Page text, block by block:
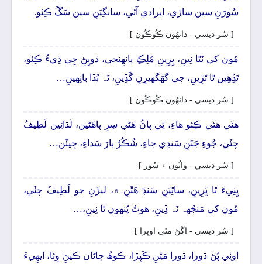
سُورَنِ سين ساڙي، ايرادي آڻي، سانگِيَنِ سين سَڱُ ڪِئو.
[ سُر ديسي - دانھُون ڪُوڪُون ]
مُون کي نَٿا نِينِ، پِرِينِ مُلِڪِ پانھِنجي، ڌوٻِڻِ جِي ڌِيءُ ڪِئو،
تَڏِھِين ٿا تَڙِينِ، جي گهَگهيرِنِ گَڏِينِ، تَہ ٻُڏا ٻانِهينِ…
[ سُر ديسي - دانھُون ڪُوڪُون ]
ھئَي ھئَي ڪِئو ھاءِ، ٿِي پاڻُ ھَڻي سِرِ پاھَڻين، لَڌائِين لَطِيفُ
چئَي، جُوءِ جَتَنِ سَندِي جاءِ، شُڪُرُ بارَ سَداءِ، جِيئَن…
[ سُر ديسي - واٽُون ۽ سُور ]
ڀِنِيءَ ٿا ڀَرِينِ، ساٿِيَنِ سَنڊَ ھَٿَنِ ۾، ليڙَنِ جو لَطِيفُ چئَي،
مُون کي مَنجُهہ نَہ ڏِينِ، ھوتُ پُنهون ٿا نِينِ،…
[ سُر ديسي - اڱڻ مٿي اوپرا ]
اوٺِي پُڻ ڌورا، ڌورا مَٿِنِ ڪَپِڙا، ڪوھُ ڄاڻان ڪيڻِ وِئا، ايھِيءَ